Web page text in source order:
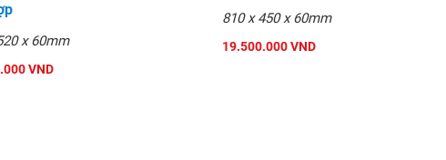
đối trong môi trường
x 60mm
VND
810 x 450 x 60mm
19.500.000 VND